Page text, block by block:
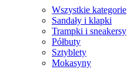
Wszystkie kategorie
Sandały i klapki
Trampki i sneakersy
Półbuty
Sztyblety
Mokasyny